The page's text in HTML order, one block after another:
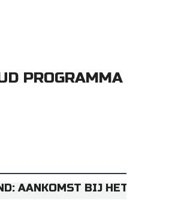
PROGRAMMA
AANKOMST BIJ HET